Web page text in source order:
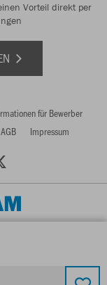
Vorteil direkt per
für Bewerber
AGB Impressum